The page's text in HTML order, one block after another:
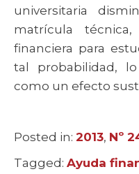
universitaria
matrícula
financiera para
tal probabilidad,
como un efecto
Posted in: 2013, Nº
Tagged: Tags
Ayuda